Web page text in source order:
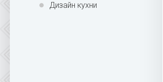
Дизайн кухни